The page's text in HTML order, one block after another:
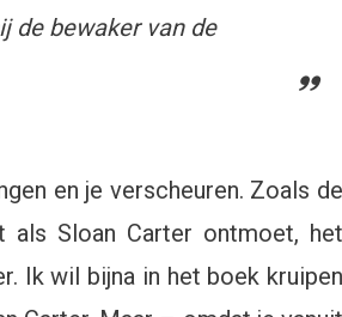
de bewaker van de
en je verscheuren. Zoals de
Sloan Carter ontmoet, het
Ik wil bijna in het boek kruipen